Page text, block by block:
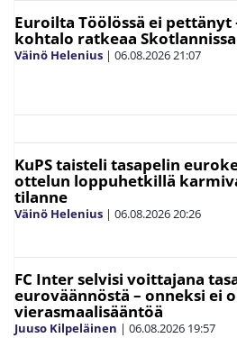
Euroilta Töölössä ei pettänyt
kohtalo ratkeaa Skotlannissa
Väinö Helenius | 06.08.202621:07
KuPS taisteli tasapelin
ottelun loppuhetkillä
tilanne
Väinö Helenius | 06.08.202620:26
FC Inter selvisi voittajana
euroväännöstä – onneksi ei
vierasmaalisääntöä
Juuso Kilpeläinen | 06.08.2026 19:57